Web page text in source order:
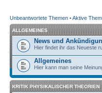
Unbeantwortete Themen •Aktive
ALLGEMEINES
News und
Hier findet ihr das Neueste
Allgemeines
Hier kann man seine
KRITIK PHYSIKALISCHER THEORIEN